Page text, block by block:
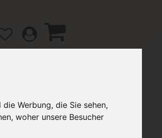
Werbung, die Sie sehen,
woher unsere Besucher
/ FAQ